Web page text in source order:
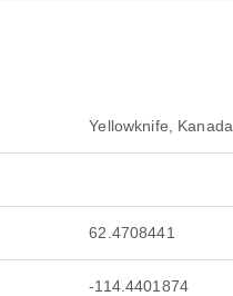
Yellowknife, Kanada
62.4708441
-114.4401874